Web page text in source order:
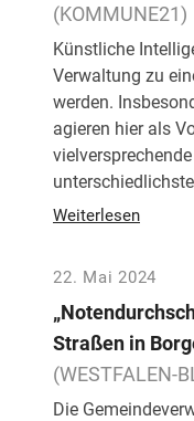
(KOMMUNE21)
Künstliche
Verwaltung zu
werden.
agieren hier als
Weiterlesen
22. Mai 2024
Straßen in
(WESTFALEN-
Die